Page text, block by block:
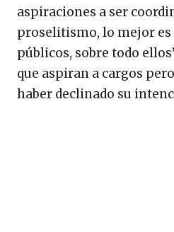
aspiraciones a ser
proselitismo, lo mejor es
públicos, sobre todo
que aspiran a cargos
haber declinado su